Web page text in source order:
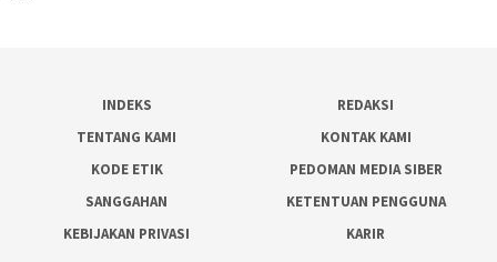
INDEKS
REDAKSI
TENTANG KAMI
KONTAK KAMI
KODE ETIK
PEDOMAN MEDIA SIBER
SANGGAHAN
KETENTUAN PENGGUNA
KEBIJAKAN PRIVASI
KARIR